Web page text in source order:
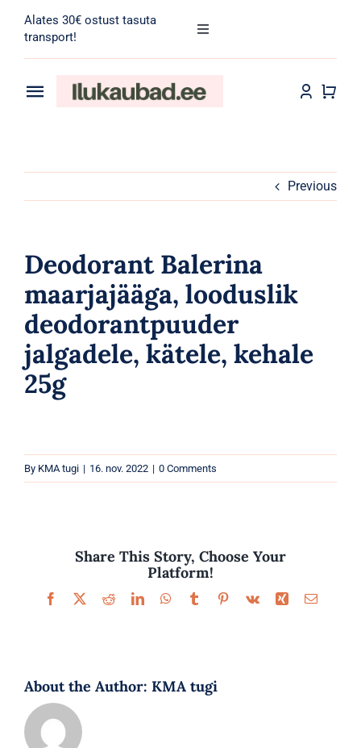
content
Alates 30€ ostust tasuta
transport!
Toggle
for:
Toggle
Meik
Tarvikud
Parfüümid
Eripakkumised
Previous
Deodorant Balerina
maarjajääga, looduslik
deodorantpuuder
jalgadele, kätele, kehale
25g
By KMA tugi | 16. nov. 2022 | 0 Comments
Share This Story, Choose Your
Platform!
Facebook
X RedditLinkedInWhatsApp
TumblrPinterest
Vk Xing Email
About the Author: KMA tugi